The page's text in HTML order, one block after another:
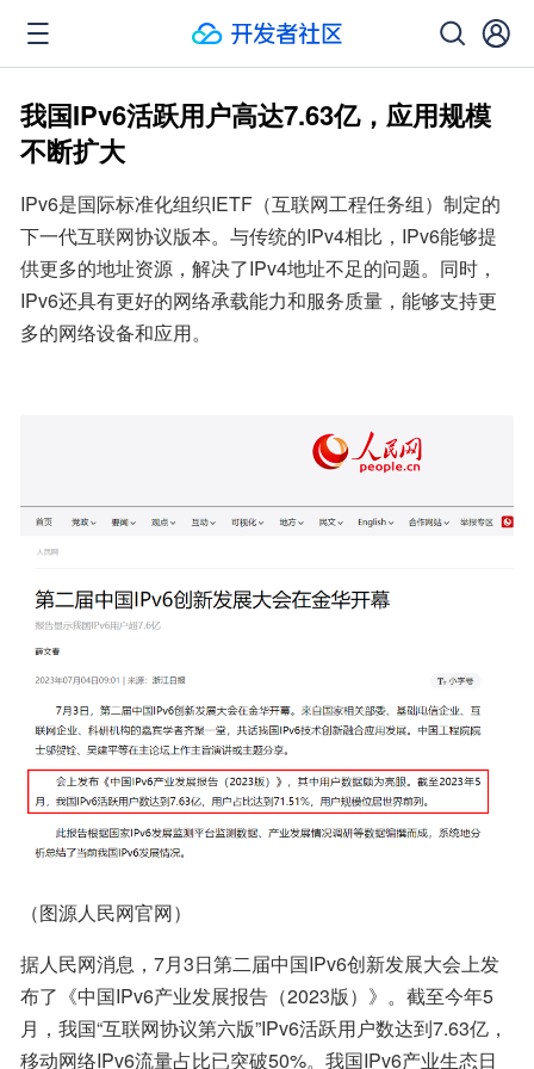
我国IPv6活跃用户高达7.63亿，应用规模
不断扩大
IPv6是国际标准化组织IETF（互联网工程任务组）制定的
下一代互联网协议版本。与传统的IPv4相比，IPv6能够提
供更多的地址资源，解决了IPv4地址不足的问题。同时，
IPv6还具有更好的网络承载能力和服务质量，能够支持更
多的网络设备和应用。
（图源人民网官网）
据人民网消息，7月3日第二届中国IPv6创新发展大会上发
布了《中国IPv6产业发展报告（2023版）》。截至今年5
月，我国“互联网协议第六版”IPv6活跃用户数达到7.63亿，
移动网络IPv6流量占比已突破50%。我国IPv6产业生态日